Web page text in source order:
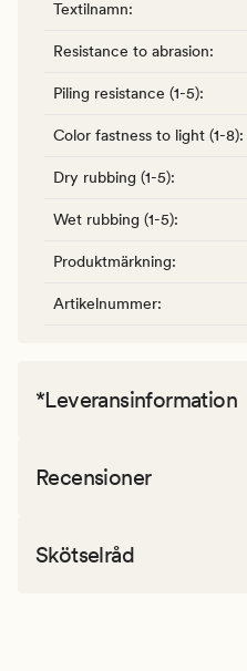
Textilnamn:
Resistance to abrasion:
Piling resistance (1-5):
Color fastness to light (1-8):
Dry rubbing (1-5):
Wet rubbing (1-5):
Produktmärkning:
Artikelnummer:
*Leveransinformation
Recensioner
Skötselråd